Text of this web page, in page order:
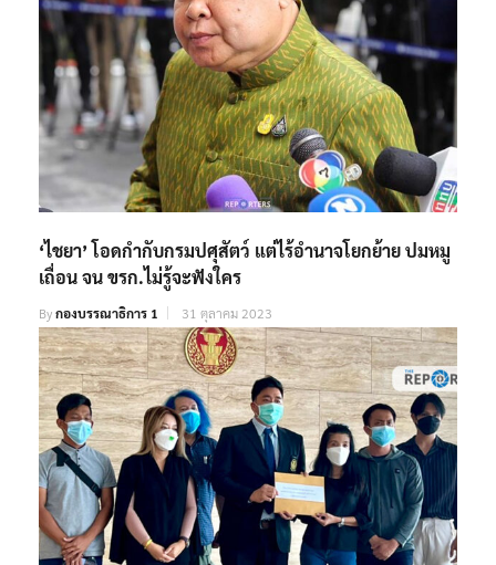
‘ไชยา’ โอดกำกับกรมปศุสัตว์ แต่ไร้อำนาจโยกย้าย ปมหมู
เถื่อน จน ขรก.ไม่รู้จะฟังใคร
Byกองบรรณาธิการ 1 31 ตุลาคม 2023